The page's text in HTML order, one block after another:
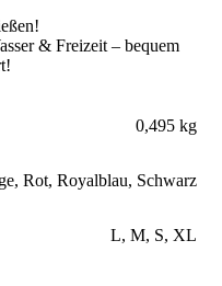
& Freizeit – bequem
0,495 kg
, Rot, Royalblau, Schwarz
L, M, S, XL